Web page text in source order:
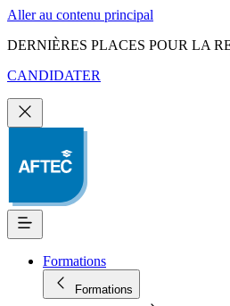
Aller au contenu principal
DERNIÈRES PLACES POUR LA
CANDIDATER
Formations
Formations